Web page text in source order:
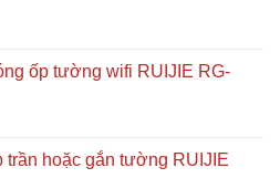
ốp tường wifi RUIJIE RG-
trần hoặc gắn tường RUIJIE